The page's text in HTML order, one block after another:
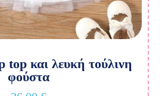
top και λευκή τούλινη
φούστα